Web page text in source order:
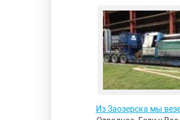
Из Заозерска мы